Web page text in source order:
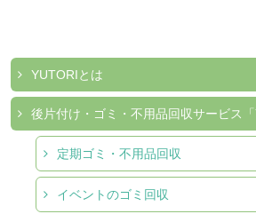
YUTORIとは
後片付け・ゴミ・不用品回収サービス「
定期ゴミ・不用品回収
イベントのゴミ回収